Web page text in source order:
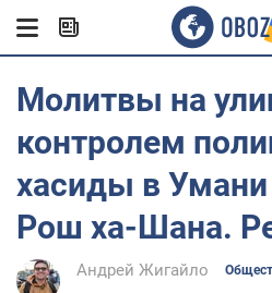
Молитвы на
контролем
хасиды в
Рош ха-Шана.
Андрей Жигайло